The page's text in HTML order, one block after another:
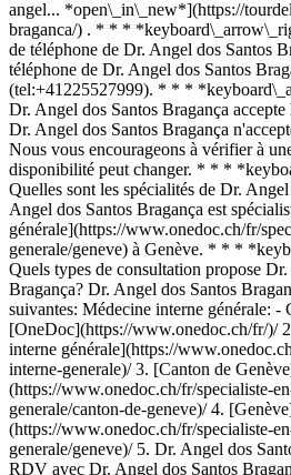
angel... *open\_in\_new*](https://
braganca/) . * * *
de téléphone de Dr. Angel dos Santos
téléphone de Dr. Angel dos Santos
(tel:+41225527999). * * *
Dr. Angel dos Santos Bragança
Dr. Angel dos Santos Bragança
Nous vous encourageons à vérifier à
disponibilité peut changer. * * *
Quelles sont les spécialités de Dr.
Angel dos Santos Bragança est
générale](https://www.onedoc.ch/fr/
generale/geneve) à Genève. * * *
Quels types de consultation propose
Bragança? Dr. Angel dos Santos
suivantes: Médecine interne générale: -